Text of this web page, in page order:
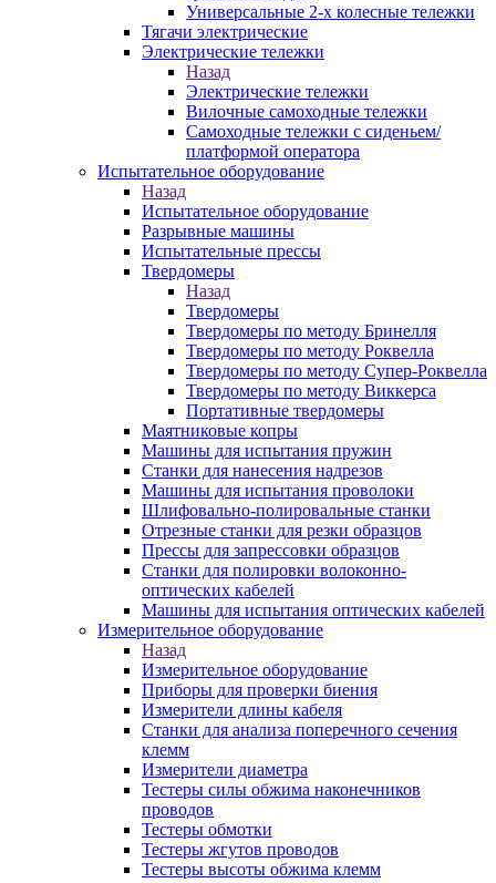
Универсальные 2-х колесные тележки
Тягачи электрические
Электрические тележки
Назад
Электрические тележки
Вилочные самоходные тележки
Самоходные тележки с сиденьем/
платформой оператора
Испытательное оборудование
Назад
Испытательное оборудование
Разрывные машины
Испытательные прессы
Твердомеры
Назад
Твердомеры
Твердомеры по методу Бринелля
Твердомеры по методу Роквелла
Твердомеры по методу Супер-Роквелла
Твердомеры по методу Виккерса
Портативные твердомеры
Маятниковые копры
Машины для испытания пружин
Станки для нанесения надрезов
Машины для испытания проволоки
Шлифовально-полировальные станки
Отрезные станки для резки образцов
Прессы для запрессовки образцов
Станки для полировки волоконно-
оптических кабелей
Машины для испытания оптических кабелей
Измерительное оборудование
Назад
Измерительное оборудование
Приборы для проверки биения
Измерители длины кабеля
Станки для анализа поперечного сечения
клемм
Измерители диаметра
Тестеры силы обжима наконечников
проводов
Тестеры обмотки
Тестеры жгутов проводов
Тестеры высоты обжима клемм